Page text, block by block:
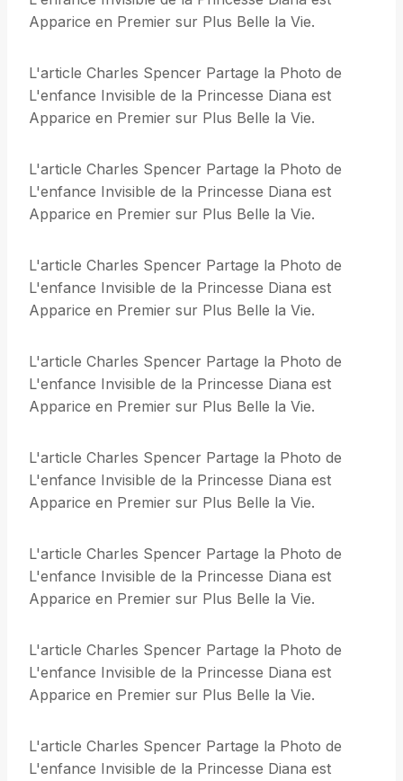
Apparice en Premier sur Plus Belle la Vie.
L'article Charles Spencer Partage la Photo de
L'enfance Invisible de la Princesse Diana est
Apparice en Premier sur Plus Belle la Vie.
L'article Charles Spencer Partage la Photo de
L'enfance Invisible de la Princesse Diana est
Apparice en Premier sur Plus Belle la Vie.
L'article Charles Spencer Partage la Photo de
L'enfance Invisible de la Princesse Diana est
Apparice en Premier sur Plus Belle la Vie.
L'article Charles Spencer Partage la Photo de
L'enfance Invisible de la Princesse Diana est
Apparice en Premier sur Plus Belle la Vie.
L'article Charles Spencer Partage la Photo de
L'enfance Invisible de la Princesse Diana est
Apparice en Premier sur Plus Belle la Vie.
L'article Charles Spencer Partage la Photo de
L'enfance Invisible de la Princesse Diana est
Apparice en Premier sur Plus Belle la Vie.
L'article Charles Spencer Partage la Photo de
L'enfance Invisible de la Princesse Diana est
Apparice en Premier sur Plus Belle la Vie.
L'article Charles Spencer Partage la Photo de
L'enfance Invisible de la Princesse Diana est